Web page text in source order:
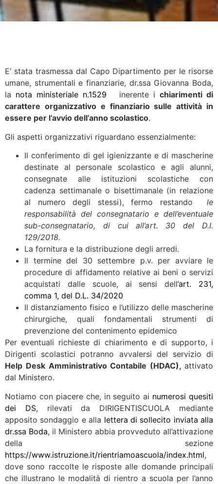
E’ stata trasmessa dal Capo Dipartimento per le risorse
umane, strumentali e finanziarie, dr.ssa Giovanna Boda,
la nota ministeriale n.1529 inerente ichiarimenti di
carattere organizzativo e finanziario sulle attività in
essere per l’avvio dell’anno scolastico.
Gli aspetti organizzativi riguardano essenzialmente:
Il conferimento di gel igienizzante e di mascherine
destinate al personale scolastico e agli alunni,
consegnate alle istituzioni scolastiche con
cadenza settimanale o bisettimanale (in relazione
al numero degli stessi), fermo restando
le
responsabilità del consegnatario e dell’eventuale
sub-consegnatario, di cui all’art. 30 del D.I.
129/2018.
La fornitura e la distribuzione degli arredi.
Il termine del 30 settembre p.v. per avviare le
procedure di affidamento relative ai beni o servizi
acquistati dalle scuole, ai sensi dell’art. 231,
comma 1, del D.L. 34/2020
Il distanziamento fisico e l’utilizzo delle mascherine
chirurgiche, quali fondamentali strumenti di
prevenzione del contenimento epidemico
Per eventuali richieste di chiarimento e di supporto, i
Dirigenti scolastici potranno avvalersi del servizio di
Help Desk Amministrativo Contabile (HDAC), attivato
dal Ministero.
Notiamo con piacere che, in seguito ai numerosi quesiti
dei DS, rilevati da DIRIGENTISCUOLA mediante
apposito sondaggio e alla lettera di sollecito inviata alla
dr.ssa Boda, il Ministero abbia provveduto all’attivazione
della sezione
https://www.istruzione.it/rientriamoascuola/index.html,
dove sono raccolte le risposte alle domande principali
che illustrano le modalità di rientro a scuola per l’anno